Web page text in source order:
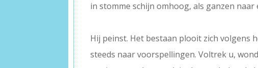
in stomme schijn omhoog, als ganzen naar
Hij peinst. Het bestaan plooit zich volgens
steeds naar voorspellingen. Voltrek u,